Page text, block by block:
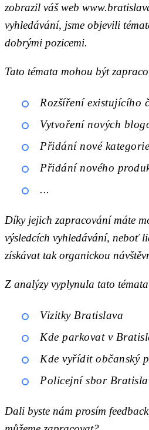
zobrazil váš web
vyhledávání, jsme objevili
dobrými pozicemi.
Tato témata mohou být
Rozšíření existujícího
Vytvoření nových
Přidání nové
Přidání nového
...
Díky jejich zapracování máte
výsledcích vyhledávání, neboť
získávat tak organickou
Z analýzy vyplynula tato
Vizitky Bratislava
Kde parkovat v
Kde vyřídit občanský
Policejní sbor
Dali byste nám prosím